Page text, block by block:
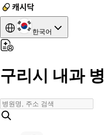
한국어
구리시 내과